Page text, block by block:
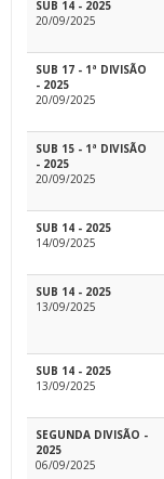
SUB 14 - 2025
20/09/2025
SUB 17 - 1ª DIVISÃO
- 2025
20/09/2025
SUB 15 - 1ª DIVISÃO
- 2025
20/09/2025
SUB 14 - 2025
14/09/2025
SUB 14 - 2025
13/09/2025
SUB 14 - 2025
13/09/2025
SEGUNDA DIVISÃO -
2025
06/09/2025